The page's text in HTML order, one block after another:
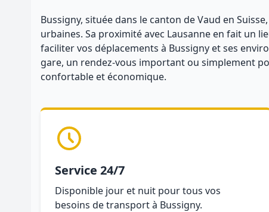
Bussigny, située dans le canton de Vaud en
urbaines. Sa proximité avec Lausanne en fait un
faciliter vos déplacements à Bussigny et ses
gare, un rendez-vous important ou simplement
confortable et économique.
Service 24/7
Disponible jour et nuit pour tous vos
besoins de transport à Bussigny.